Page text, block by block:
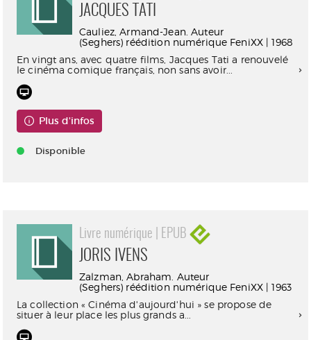
JACQUES TATI
Cauliez, Armand-Jean. Auteur
(Seghers) réédition numérique FeniXX | 1968
En vingt ans, avec quatre films, Jacques Tati a renouvelé
le cinéma comique français, non sans avoir...
Plus d'infos
Disponible
Livre numérique | EPUB
JORIS IVENS
Zalzman, Abraham. Auteur
(Seghers) réédition numérique FeniXX | 1963
La collection « Cinéma d'aujourd'hui » se propose de
situer à leur place les plus grands a...